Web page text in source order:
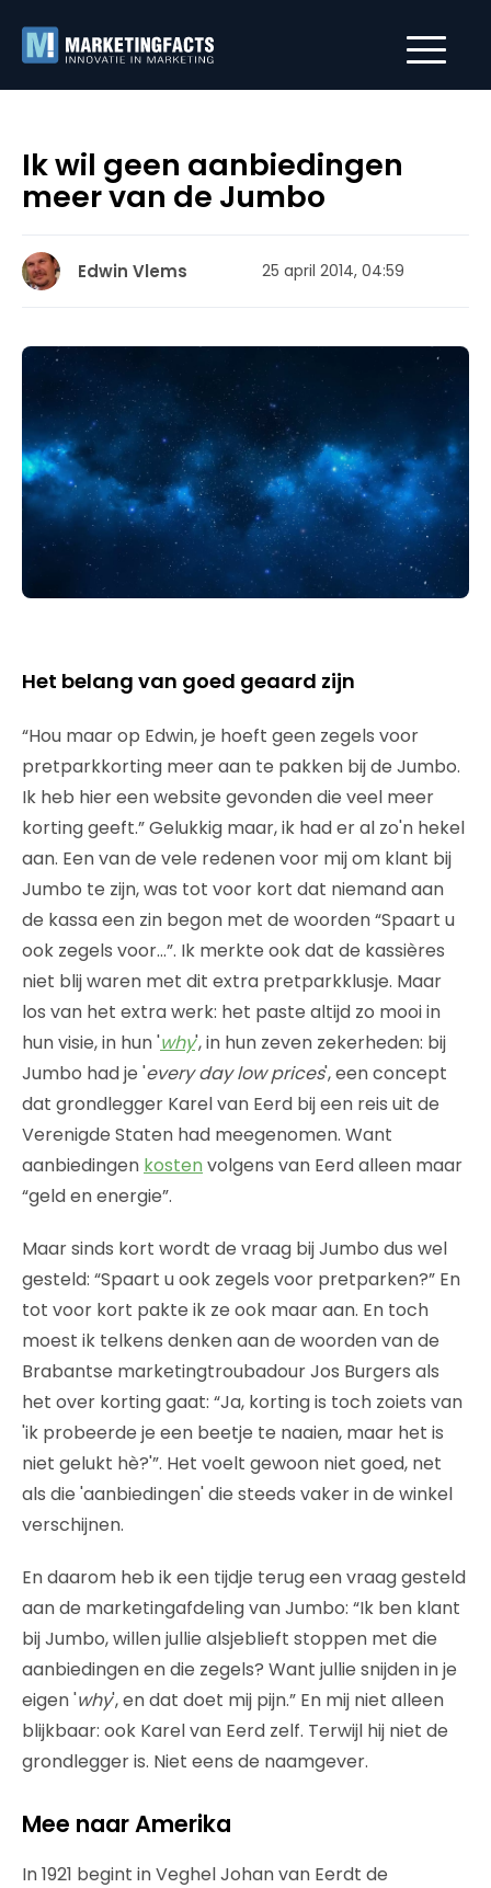
Ik wil geen aanbiedingen
meer van de Jumbo
Edwin Vlems 25 april 2014, 04:59
Het belang van goed geaard zijn
“Hou maar op Edwin, je hoeft geen zegels voor
pretparkkorting meer aan te pakken bij de Jumbo.
Ik heb hier een website gevonden die veel meer
korting geeft.” Gelukkig maar, ik had er al zo'n hekel
aan. Een van de vele redenen voor mij om klant bij
Jumbo te zijn, was tot voor kort dat niemand aan
de kassa een zin begon met de woorden “Spaart u
ook zegels voor…”. Ik merkte ook dat de kassières
niet blij waren met dit extra pretparkklusje. Maar
los van het extra werk: het paste altijd zo mooi in
hun visie, in hun 'why', in hun zeven zekerheden: bij
Jumbo had je 'every day low prices', een concept
dat grondlegger Karel van Eerd bij een reis uit de
Verenigde Staten had meegenomen. Want
aanbiedingen kosten volgens van Eerd alleen maar
“geld en energie”.
Maar sinds kort wordt de vraag bij Jumbo dus wel
gesteld: “Spaart u ook zegels voor pretparken?” En
tot voor kort pakte ik ze ook maar aan. En toch
moest ik telkens denken aan de woorden van de
Brabantse marketingtroubadour Jos Burgers als
het over korting gaat: “Ja, korting is toch zoiets van
'ik probeerde je een beetje te naaien, maar het is
niet gelukt hè?'”. Het voelt gewoon niet goed, net
als die 'aanbiedingen' die steeds vaker in de winkel
verschijnen.
En daarom heb ik een tijdje terug een vraag gesteld
aan de marketingafdeling van Jumbo: “Ik ben klant
bij Jumbo, willen jullie alsjeblieft stoppen met die
aanbiedingen en die zegels? Want jullie snijden in je
eigen 'why', en dat doet mij pijn.” En mij niet alleen
blijkbaar: ook Karel van Eerd zelf. Terwijl hij niet de
grondlegger is. Niet eens de naamgever.
Mee naar Amerika
In 1921 begint in Veghel Johan van Eerdt de